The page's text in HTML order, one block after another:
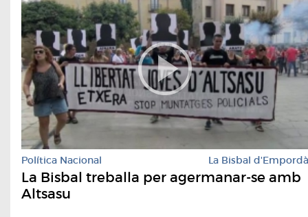
Política Nacional La Bisbal d'Empordà
La Bisbal treballa per agermanar-se amb
Altsasu